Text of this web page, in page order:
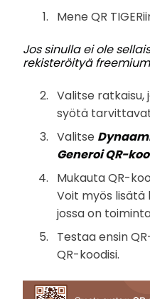
Mene QR
Jos sinulla ei ole
rekisteröityä
Valitse ratkaisu,
syötä
Valitse
Generoi QR-
Mukauta QR-
Voit myös
jossa on
Testaa ensin
QR-koodisi.